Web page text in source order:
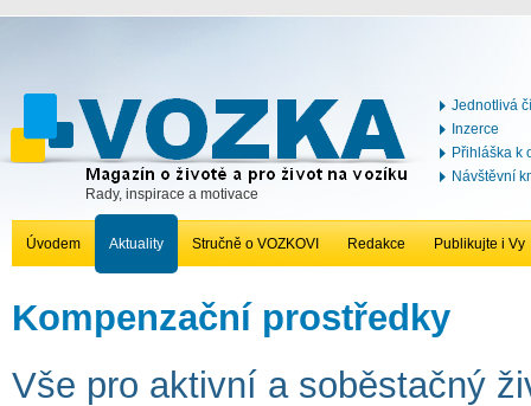
Rady, inspirace a motivace
Jednotlivá
Inzerce
Přihláška k
Návštěvní
Úvodem Aktuality Stručně o VOZKOVI Redakce Publikujte i Vy
Kompenzační prostředky
Vše pro aktivní a soběstačný